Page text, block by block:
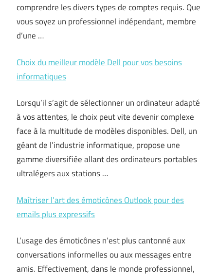
comprendre les divers types de comptes requis. Que
vous soyez un professionnel indépendant, membre
d’une …
Choix du meilleur modèle Dell pour vos besoins
informatiques
Lorsqu’il s’agit de sélectionner un ordinateur adapté
à vos attentes, le choix peut vite devenir complexe
face à la multitude de modèles disponibles. Dell, un
géant de l’industrie informatique, propose une
gamme diversifiée allant des ordinateurs portables
ultralégers aux stations …
Maîtriser l’art des émoticônes Outlook pour des
emails plus expressifs
L’usage des émoticônes n’est plus cantonné aux
conversations informelles ou aux messages entre
amis. Effectivement, dans le monde professionnel,